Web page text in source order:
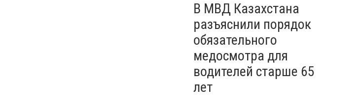
В МВД Казахстана
разъяснили порядок
обязательного
медосмотра для
водителей старше 65
лет